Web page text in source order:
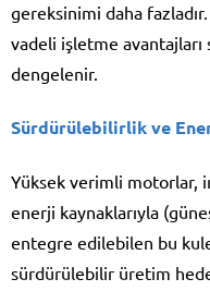
gereksinimi daha
vadeli işletme
dengelenir.
Sürdürülebilirlik ve
Yüksek verimli motorlar,
enerji kaynaklarıyla
entegre edilebilen bu
sürdürülebilir üretim